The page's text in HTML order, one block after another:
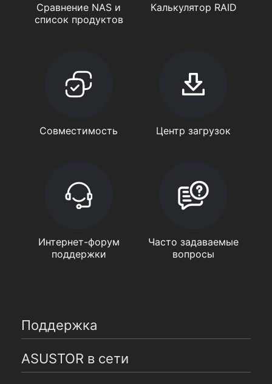
Сравнение NAS и
список продуктов
Калькулятор RAID
Совместимость Центр загрузок
Интернет-форум
поддержки
Часто задаваемые
вопросы
Поддержка
ASUSTOR в сети